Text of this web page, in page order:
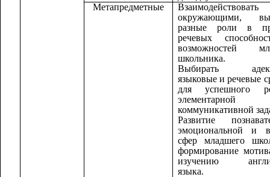
Метапредметные
окружающими,
разные роли в
речевых
возможностей
школьника.
Выбирать
языковые и речевые
для успешного
элементарной
коммуникативной
Развитие
эмоциональной и
сфер младшего
формирование
изучению
языка.